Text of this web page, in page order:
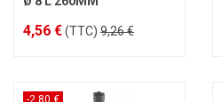
4,56 €(TTC) 9,26 €
-2,80 €